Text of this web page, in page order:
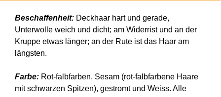
Beschaffenheit: Deckhaar hart und gerade,
Unterwolle weich und dicht; am Widerrist und an der
Kruppe etwas länger; an der Rute ist das Haar am
längsten.
Farbe: Rot-falbfarben, Sesam (rot-falbfarbene Haare
mit schwarzen Spitzen), gestromt und Weiss. Alle